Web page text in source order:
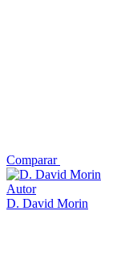
Comparar
Autor
D. David Morin